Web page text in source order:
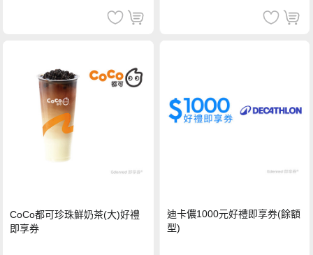
CoCo都可珍珠鮮奶茶(大)好禮
即享券
迪卡儂1000元好禮即享券(餘額
型)